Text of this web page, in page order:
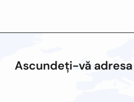
Ascundeți-vă